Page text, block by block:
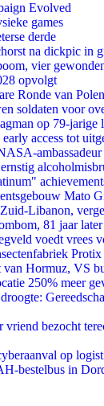
Evolved
games
derde
na dickpic in
vier
opvolgt
Ronde van
soldaten voor
op 79-jarige
access tot
ambassadeur
Mato
Libanon,
81 jaar later
voedt vrees
van Hormuz, VS
250% meer
vriend bezocht
op
bestelbus in